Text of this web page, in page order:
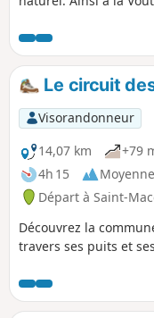
cultures se partagent
Bouleure.
Le circuit
Visorandonneur
14,07 km
+79
4h 15
Moyenne
Départ à Saint-
Découvrez la
travers ses puits et